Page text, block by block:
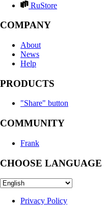
RuStore
COMPANY
About
News
Help
PRODUCTS
"Share" button
COMMUNITY
Frank
CHOOSE LANGUAGE
Privacy Policy